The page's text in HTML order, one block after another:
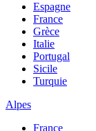
Espagne
France
Grèce
Italie
Portugal
Sicile
Turquie
Alpes
France